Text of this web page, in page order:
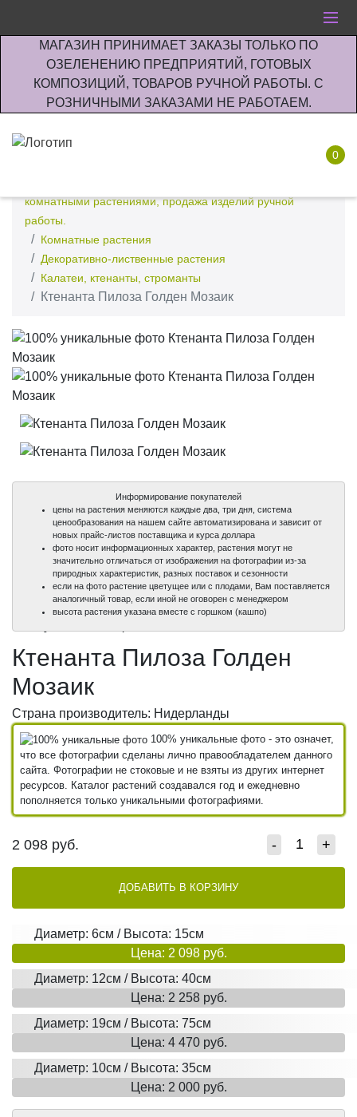
МАГАЗИН ПРИНИМАЕТ ЗАКАЗЫ ТОЛЬКО ПО
ОЗЕЛЕНЕНИЮ ПРЕДПРИЯТИЙ, ГОТОВЫХ
КОМПОЗИЦИЙ, ТОВАРОВ РУЧНОЙ РАБОТЫ. С
РОЗНИЧНЫМИ ЗАКАЗАМИ НЕ РАБОТАЕМ.
0
комнатными растениями, продажа изделий ручной
работы.
Комнатные растения
Декоративно-лиственные растения
Калатеи, ктенанты, строманты
Ктенанта Пилоза Голден Мозаик
100%
100%
Информирование покупателей
цены на растения меняются каждые два, три дня, система
ценообразования на нашем сайте автоматизирована и зависит от
новых прайс-листов поставщика и курса доллара
фото носит информационных характер, растения могут не
значительно отличаться от изображения на фотографии из-за
природных характеристик, разных поставок и сезонности
если на фото растение цветущее или с плодами, Вам поставляется
аналогичный товар, если иной не оговорен с менеджером
высота растения указана вместе с горшком (кашпо)
Ктенанта Пилоза Голден
Мозаик
Страна производитель: Нидерланды
100% уникальные фото - это означет,
что все фотографии сделаны лично правообладателем данного
сайта. Фотографии не стоковые и не взяты из других интернет
ресурсов. Каталог растений создавался год и ежедневно
пополняется только уникальными фотографиями.
2 098 руб. - +
ДОБАВИТЬ В КОРЗИНУ
Диаметр: 6см / Высота: 15см
Цена: 2 098 руб.
Диаметр: 12см / Высота: 40см
Цена: 2 258 руб.
Диаметр: 19см / Высота: 75см
Цена: 4 470 руб.
Диаметр: 10см / Высота: 35см
Цена: 2 000 руб.